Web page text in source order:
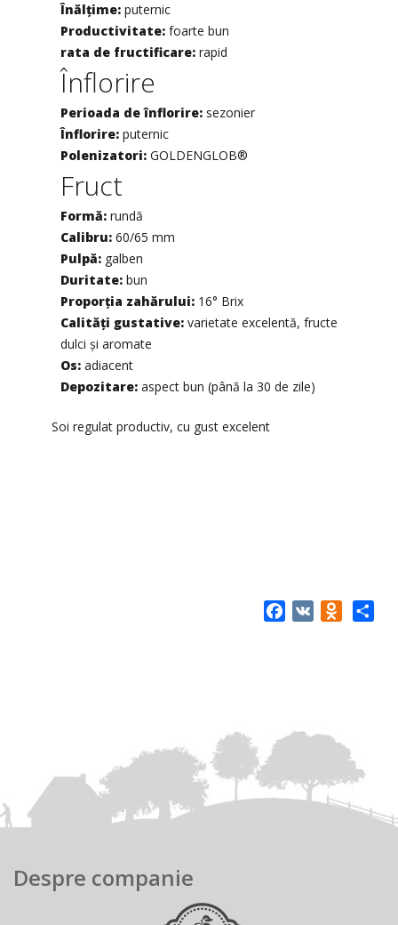
Înălţime: puternic
Productivitate: foarte bun
rata de fructificare: rapid
Înflorire
Perioada de înflorire: sezonier
Înflorire: puternic
Polenizatori: GOLDENGLOB®
Fruct
Formă: rundă
Calibru: 60/65 mm
Pulpă: galben
Duritate: bun
Proporția zahărului: 16° Brix
Calități gustative: varietate excelentă, fructe
dulci și aromate
Os: adiacent
Depozitare: aspect bun (până la 30 de zile)
Soi regulat productiv, cu gust excelent
Facebook
VK
Despre companie